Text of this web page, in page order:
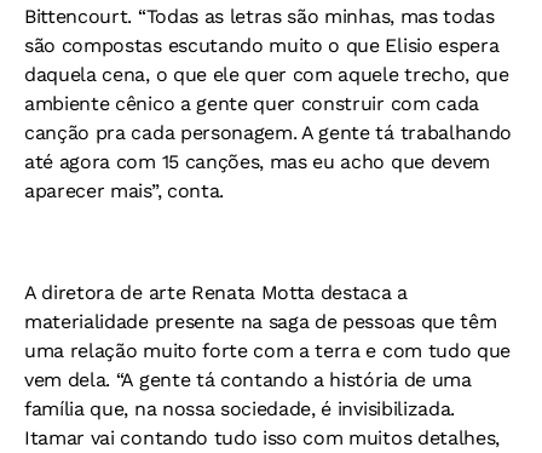
Bittencourt. “Todas as letras são minhas, mas todas
são compostas escutando muito o que Elisio espera
daquela cena, o que ele quer com aquele trecho, que
ambiente cênico a gente quer construir com cada
canção pra cada personagem. A gente tá trabalhando
até agora com 15 canções, mas eu acho que devem
aparecer mais”, conta.
A diretora de arte Renata Motta destaca a
materialidade presente na saga de pessoas que têm
uma relação muito forte com a terra e com tudo que
vem dela. “A gente tá contando a história de uma
família que, na nossa sociedade, é invisibilizada.
Itamar vai contando tudo isso com muitos detalhes,